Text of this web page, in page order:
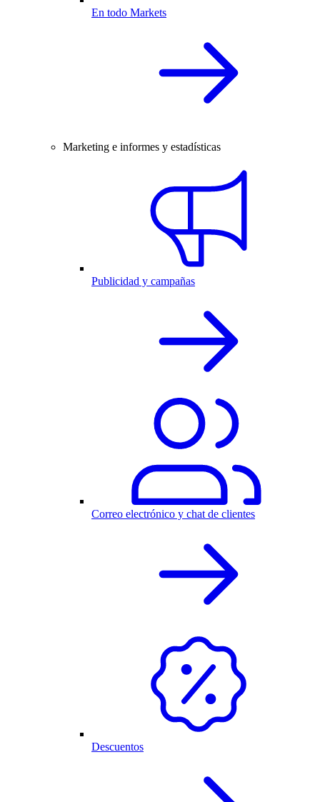
En todo Markets
Marketing e informes y estadísticas
Publicidad y campañas
Correo electrónico y chat de clientes
Descuentos